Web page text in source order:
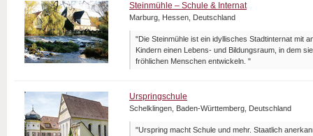
Steinmühle – Schule & Internat
Marburg, Hessen, Deutschland
"Die Steinmühle ist ein idyllisches Stadtinternat mit
Kindern einen Lebens- und Bildungsraum, in dem
fröhlichen Menschen entwickeln. "
Urspringschule
Schelklingen, Baden-Württemberg, Deutschland
"Urspring macht Schule und mehr. Staatlich